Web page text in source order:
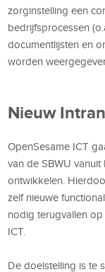
zorginstelling een
bedrijfsprocessen
documentlijsten en
worden
Nieuw
OpenSesame ICT
van de SBWU
ontwikkelen.
zelf nieuwe
nodig terugvallen op
ICT.
De doelstelling is te